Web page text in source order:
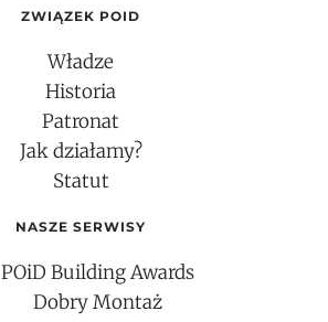
ZWIĄZEK POID
Władze
Historia
Patronat
Jak działamy?
Statut
NASZE SERWISY
POiD Building Awards
Dobry Montaż